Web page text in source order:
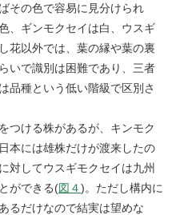
その色で容易に見分けられ
、ギンモクセイは白、ウスギ
花以外では、葉の縁や葉の裏
いで識別は困難であり、三者
品種という低い階級で区別さ
つける株があるが、キンモク
本には雄株だけが渡来したの
対してウスギモクセイは九州
ができる(図４)。ただし構内に
るだけなので結実は望めな